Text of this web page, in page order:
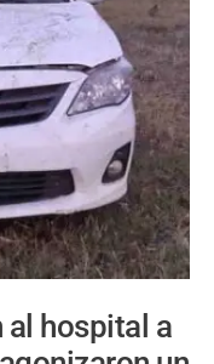
al hospital a